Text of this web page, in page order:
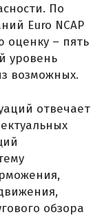
По
Euro NCAP
оценку – пять
уровень
возможных.
отвечает
обзора